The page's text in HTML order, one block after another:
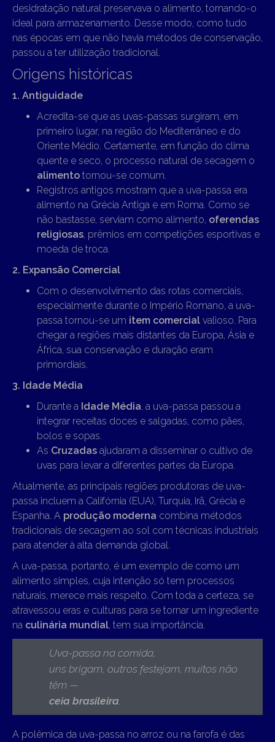
desidratação natural preservava o alimento, tornando-o
ideal para armazenamento. Desse modo, como tudo
nas épocas em que não havia métodos de conservação,
passou a ter utilização tradicional.
Origens históricas
1. Antiguidade
Acredita-se que as uvas-passas surgiram, em
primeiro lugar, na região do Mediterrâneo e do
Oriente Médio. Certamente, em função do clima
quente e seco, o processo natural de secagem o
alimento tornou-se comum.
Registros antigos mostram que a uva-passa era
alimento na Grécia Antiga e em Roma. Como se
não bastasse, serviam como alimento, oferendas
religiosas , prêmios em competições esportivas e
moeda de troca.
2. Expansão Comercial
Com o desenvolvimento das rotas comerciais,
especialmente durante o Império Romano, a uva-
passa tornou-se um item comercial valioso. Para
chegar a regiões mais distantes da Europa, Ásia e
África, sua conservação e duração eram
primordiais.
3. Idade Média
Durante a Idade Média , a uva-passa passou a
integrar receitas doces e salgadas, como pães,
bolos e sopas.
As Cruzadas ajudaram a disseminar o cultivo de
uvas para levar a diferentes partes da Europa.
Atualmente, as principais regiões produtoras de uva-
passa incluem a Califórnia (EUA), Turquia, Irã, Grécia e
Espanha. A produção moderna combina métodos
tradicionais de secagem ao sol com técnicas industriais
para atender à alta demanda global.
A uva-passa, portanto, é um exemplo de como um
alimento simples, cuja intenção só tem processos
naturais, merece mais respeito. Com toda a certeza, se
atravessou eras e culturas para se tornar um ingrediente
na culinária mundial , tem sua importância.
Uva-passa na comida,
uns brigam, outros festejam, muitos não
têm —
ceia brasileira
A polêmica da uva-passa no arroz ou na farofa é das